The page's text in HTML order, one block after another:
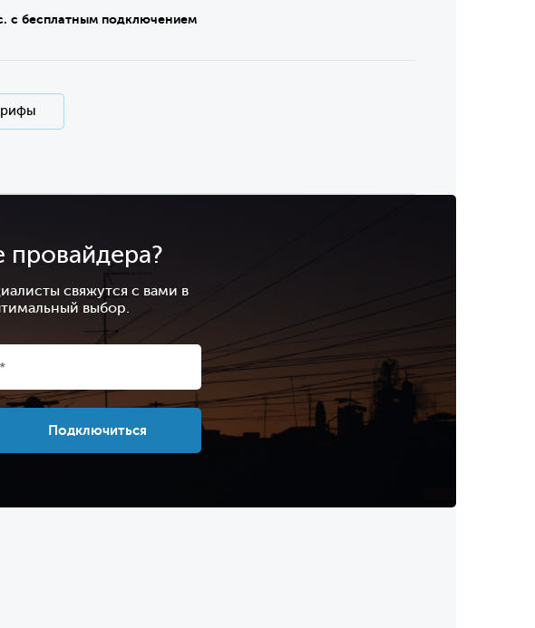
с бесплатным подключением
провайдера?
свяжутся с вами в
выбор.
Подключиться